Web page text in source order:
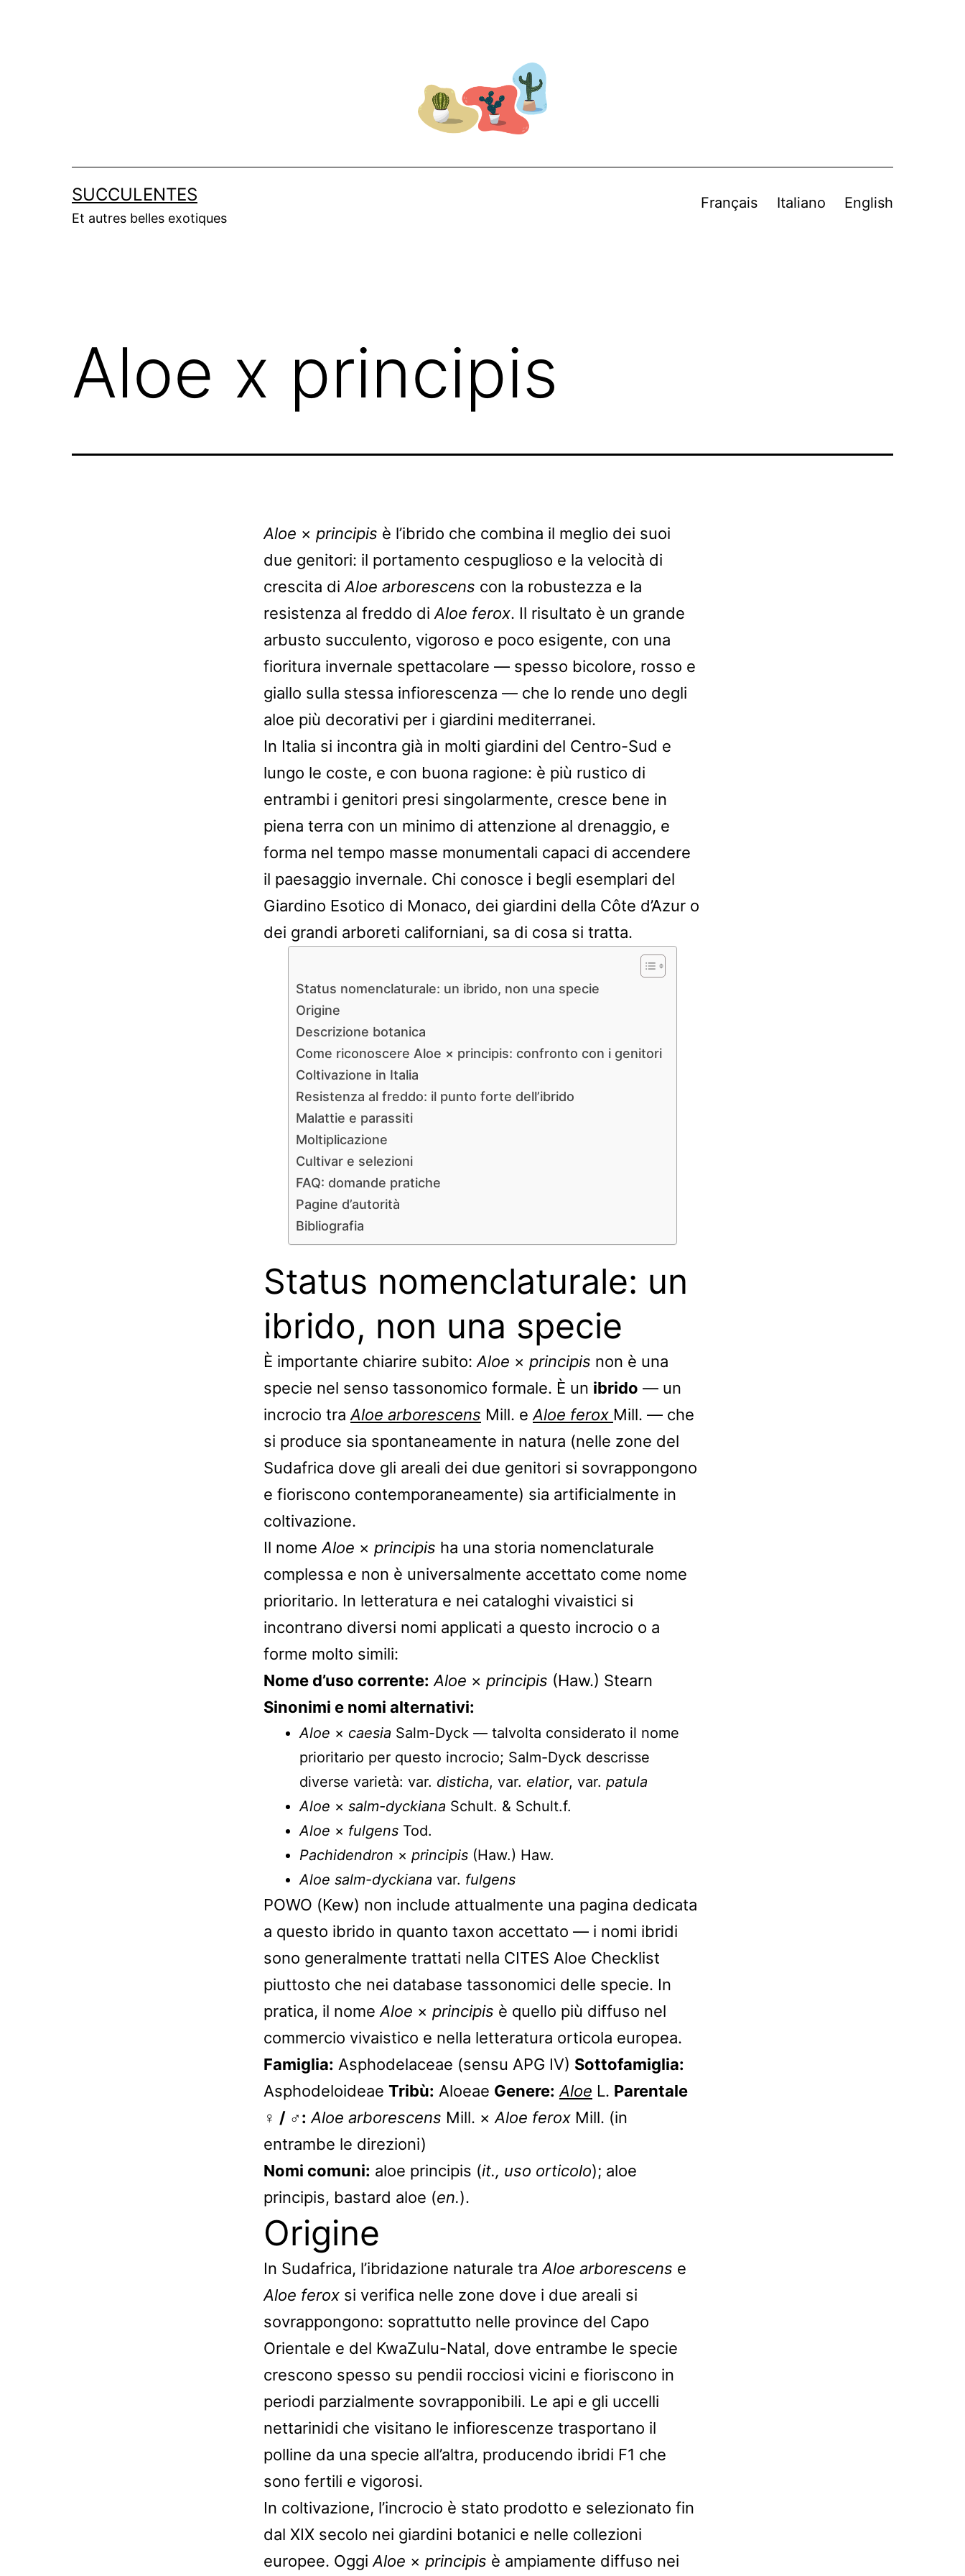
SUCCULENTES
Et autres belles exotiques
Français Italiano English
Aloe x principis
Aloe × principis è l’ibrido che combina il meglio dei suoi
due genitori: il portamento cespuglioso e la velocità di
crescita di Aloe arborescens con la robustezza e la
resistenza al freddo di Aloe ferox. Il risultato è un grande
arbusto succulento, vigoroso e poco esigente, con una
fioritura invernale spettacolare — spesso bicolore, rosso e
giallo sulla stessa infiorescenza — che lo rende uno degli
aloe più decorativi per i giardini mediterranei.
In Italia si incontra già in molti giardini del Centro-Sud e
lungo le coste, e con buona ragione: è più rustico di
entrambi i genitori presi singolarmente, cresce bene in
piena terra con un minimo di attenzione al drenaggio, e
forma nel tempo masse monumentali capaci di accendere
il paesaggio invernale. Chi conosce i begli esemplari del
Giardino Esotico di Monaco, dei giardini della Côte d’Azur o
dei grandi arboreti californiani, sa di cosa si tratta.
Status nomenclaturale: un ibrido, non una specie
Origine
Descrizione botanica
Come riconoscere Aloe × principis: confronto con i genitori
Coltivazione in Italia
Resistenza al freddo: il punto forte dell’ibrido
Malattie e parassiti
Moltiplicazione
Cultivar e selezioni
FAQ: domande pratiche
Pagine d’autorità
Bibliografia
Status nomenclaturale: un
ibrido, non una specie
È importante chiarire subito: Aloe × principis non è una
specie nel senso tassonomico formale. È un ibrido — un
incrocio tra Aloe arborescens Mill. e Aloe ferox Mill. — che
si produce sia spontaneamente in natura (nelle zone del
Sudafrica dove gli areali dei due genitori si sovrappongono
e fioriscono contemporaneamente) sia artificialmente in
coltivazione.
Il nome Aloe × principis ha una storia nomenclaturale
complessa e non è universalmente accettato come nome
prioritario. In letteratura e nei cataloghi vivaistici si
incontrano diversi nomi applicati a questo incrocio o a
forme molto simili:
Nome d’uso corrente: Aloe × principis (Haw.) Stearn
Sinonimi e nomi alternativi:
Aloe × caesia Salm-Dyck — talvolta considerato il nome
prioritario per questo incrocio; Salm-Dyck descrisse
diverse varietà: var. disticha, var. elatior, var. patula
Aloe × salm-dyckiana Schult. & Schult.f.
Aloe × fulgens Tod.
Pachidendron × principis (Haw.) Haw.
Aloe salm-dyckiana var. fulgens
POWO (Kew) non include attualmente una pagina dedicata
a questo ibrido in quanto taxon accettato — i nomi ibridi
sono generalmente trattati nella CITES Aloe Checklist
piuttosto che nei database tassonomici delle specie. In
pratica, il nome Aloe × principis è quello più diffuso nel
commercio vivaistico e nella letteratura orticola europea.
Famiglia: Asphodelaceae (sensu APG IV) Sottofamiglia:
Asphodeloideae Tribù: Aloeae Genere: Aloe L. Parentale
♀ / ♂: Aloe arborescens Mill. × Aloe ferox Mill. (in
entrambe le direzioni)
Nomi comuni: aloe principis (it., uso orticolo); aloe
principis, bastard aloe (en.).
Origine
In Sudafrica, l’ibridazione naturale tra Aloe arborescens e
Aloe ferox si verifica nelle zone dove i due areali si
sovrappongono: soprattutto nelle province del Capo
Orientale e del KwaZulu-Natal, dove entrambe le specie
crescono spesso su pendii rocciosi vicini e fioriscono in
periodi parzialmente sovrapponibili. Le api e gli uccelli
nettarinidi che visitano le infiorescenze trasportano il
polline da una specie all’altra, producendo ibridi F1 che
sono fertili e vigorosi.
In coltivazione, l’incrocio è stato prodotto e selezionato fin
dal XIX secolo nei giardini botanici e nelle collezioni
europee. Oggi Aloe × principis è ampiamente diffuso nei